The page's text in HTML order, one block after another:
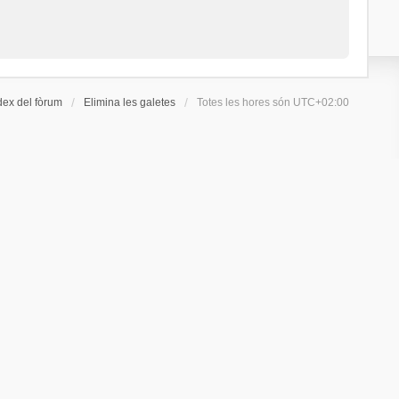
del fòrum Elimina les galetes Totes les hores són UTC+02:00